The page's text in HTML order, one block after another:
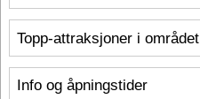
Info og åpningstider
Topp-attraksjoner i området